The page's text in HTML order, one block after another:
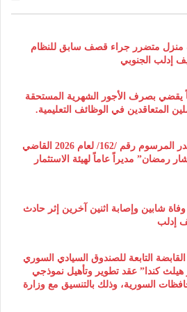
منزل متضرر جراء قصف سابق للنظام
إدلب الجنوبي
يقضي بصرف الأجور الشهرية المستحقة
المتعاقدين في الوظائف التعليمية.
الرئيس “أحمد الشرع” يصدر المرسوم رقم /162/ لعام 2026 ‌القاضي
رمضان” مديراً عاماً لهيئة ‌الاستثمار
شابين وإصابة اثنين آخرين إثر حادث
إدلب
التابعة للصندوق السيادي السوري
كندا” عقد تطوير وتأهيل نموذجي
السورية، وذلك بالتنسيق مع وزارة